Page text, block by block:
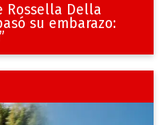
Rossella Della
su embarazo: